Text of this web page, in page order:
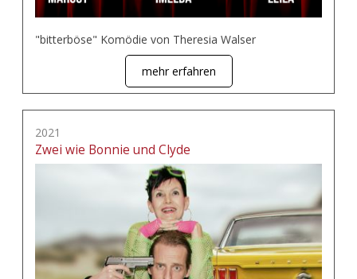
"bitterböse" Komödie von Theresia Walser
mehr erfahren
2021
Zwei wie Bonnie und Clyde